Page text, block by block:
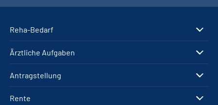
Reha-Bedarf
Ärztliche Aufgaben
Antragstellung
Rente